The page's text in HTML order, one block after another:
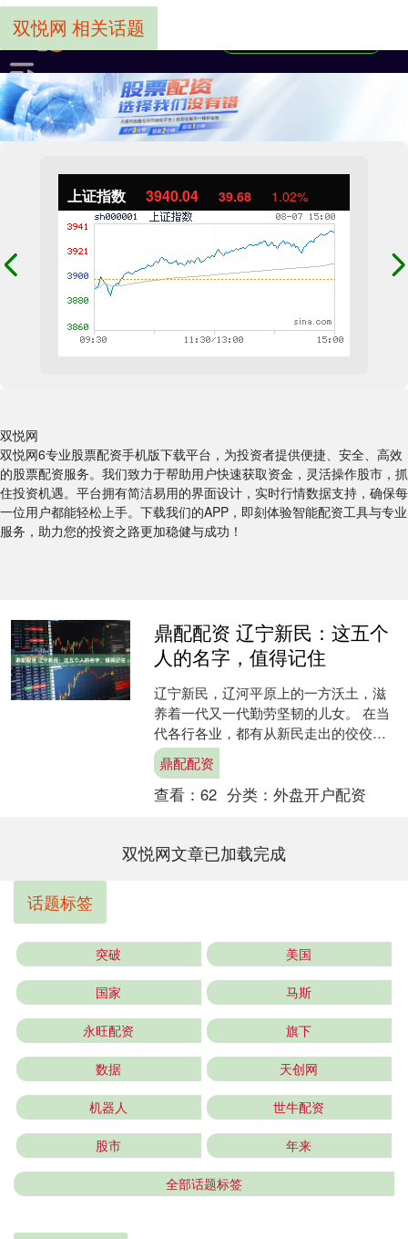
上证指数 3940.04 39.68 1.02%
双悦网
双悦网6专业股票配资手机版下载平台，为投资者提供便捷、安全、高效
的股票配资服务。我们致力于帮助用户快速获取资金，灵活操作股市，抓
住投资机遇。平台拥有简洁易用的界面设计，实时行情数据支持，确保每
一位用户都能轻松上手。下载我们的APP，即刻体验智能配资工具与专业
服务，助力您的投资之路更加稳健与成功！
双悦网 相关话题
鼎配配资 辽宁新民：这五个
人的名字，值得记住
辽宁新民，辽河平原上的一方沃土，滋
养着一代又一代勤劳坚韧的儿女。 在当
代各行各业，都有从新民走出的佼佼
者，他们扎根领域、奋力拼搏，用实干
赢得荣誉，为家乡争光。 ....
鼎配配资
查看： 62 分类： 外盘开户配资
双悦网文章已加载完成
话题标签
突破 美国
国家 马斯
永旺配资 旗下
数据 天创网
机器人 世牛配资
股市 年来
全部话题标签